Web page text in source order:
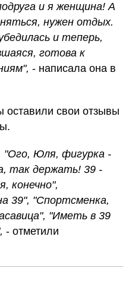
и я женщина! А
нужен отдых.
и теперь,
готова к
- написала она в
свои отзывы
"Ого, Юля, фигурка -
так держать! 39 -
конечно",
39", "Спортсменка,
"Иметь в 39
- отметили